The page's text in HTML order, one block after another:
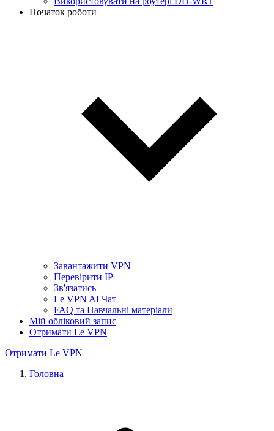
Початок роботи
Завантажити VPN
Перевірити IP
Зв'язатись
Le VPN AI Чат
FAQ та Навчальні матеріали
Мій обліковий запис
Отримати Le VPN
Отримати Le VPN
Головна